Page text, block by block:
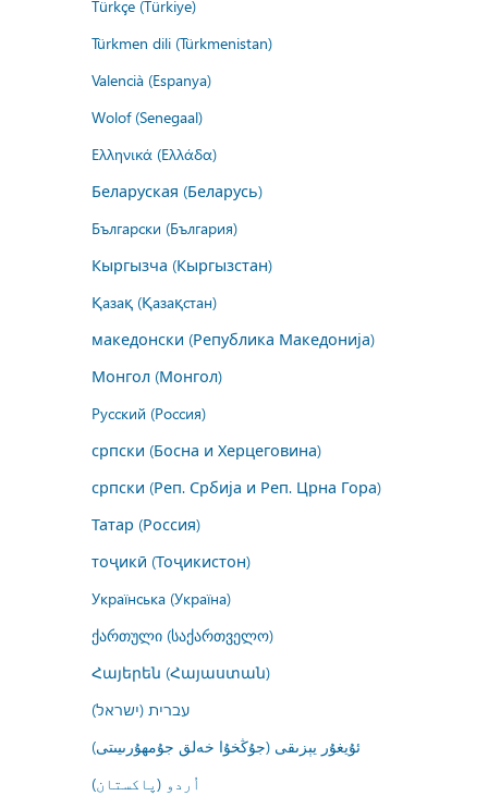
Türkçe (Türkiye)
Türkmen dili (Türkmenistan)
Valencià (Espanya)
Wolof (Senegaal)
Ελληνικά (Ελλάδα)
Беларуская (Беларусь)
Български (България)
Кыргызча (Кыргызстан)
Қазақ (Қазақстан)
македонски (Република Македонија)
Монгол (Монгол)
Русский (Россия)
српски (Босна и Херцеговина)
српски (Реп. Србија и Реп. Црна Гора)
Татар (Россия)
тоҷикӣ (Тоҷикистон)
Українська (Україна)
ქართული (საქართველო)
Հայերեն (Հայաստան)
עברית (ישראל)
ئۇيغۇر يېزىقى (جۇڭخۇا خەلق جۇمھۇرىيىتى)
اُردو (پاکستان)